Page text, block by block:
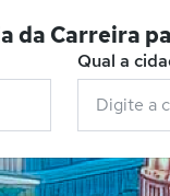
da Carreira
Qual a